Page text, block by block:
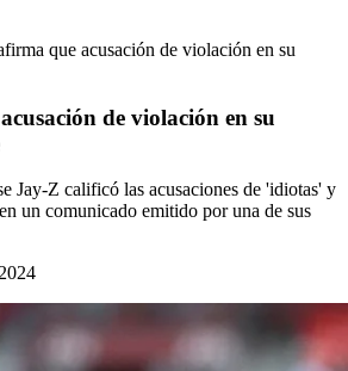
que acusación de violación en su
de violación en su
Jay-Z calificó las acusaciones de 'idiotas' y
un comunicado emitido por una de sus